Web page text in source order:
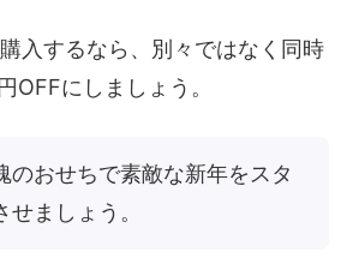
入するなら、別々ではなく同時
OFFにしましょう。
のおせちで素敵な新年をスタ
せましょう。